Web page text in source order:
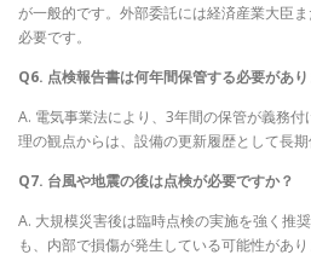
が一般的です。外部委託には経済産業大臣
必要です。
Q6. 点検報告書は何年間保管する必要があり
A. 電気事業法により、3年間の保管が義務
理の観点からは、設備の更新履歴として長期
Q7. 台風や地震の後は点検が必要ですか？
A. 大規模災害後は臨時点検の実施を強く推
も、内部で損傷が発生している可能性があり